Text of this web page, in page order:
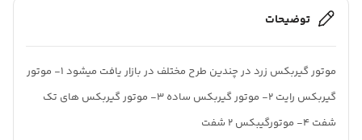
توضیحات
موتور گیربکس زرد در چندین طرح مختلف در بازار یافت میشود 1- موتور
گیربکس رایت 2- موتور گیربکس ساده 3- موتور گیربکس های تک
شفت 4- موتورگیبکس 2 شفت